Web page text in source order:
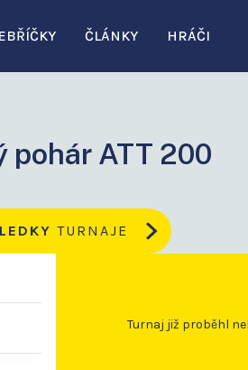
ČLÁNKY HRÁČI
pohár ATT 200
TURNAJE
Turnaj již proběhl